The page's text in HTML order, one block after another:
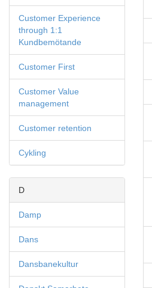
Customer Experience
through 1:1
Kundbemötande
Customer First
Customer Value
management
Customer retention
Cykling
D
Damp
Dans
Dansbanekultur